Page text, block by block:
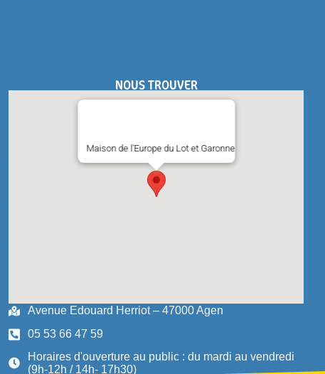
NOUS TROUVER
Maison de l'Europe du Lot et Garonne
Avenue Edouard Herriot – 47000 Agen
05 53 66 47 59
Horaires d'ouverture au public : du mardi au vendredi
(9h-12h / 14h- 17h30)